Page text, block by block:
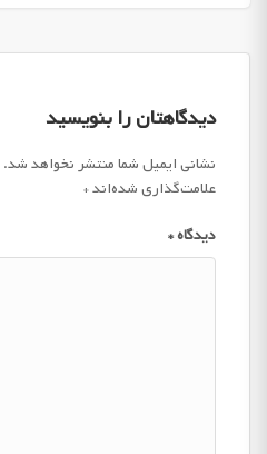
دیدگاهتان را بنویسید
نشانی ایمیل شما منتشر نخواهد شد.
علامت‌گذاری شده‌اند*
دیدگاه*